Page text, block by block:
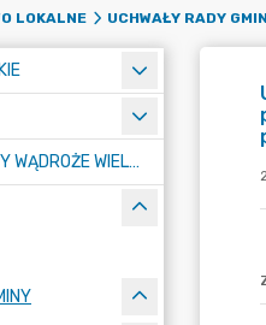
LOKALNE UCHWAŁY RADY
RADA SENIORÓW GMINY WĄDROŻE WIELKIE